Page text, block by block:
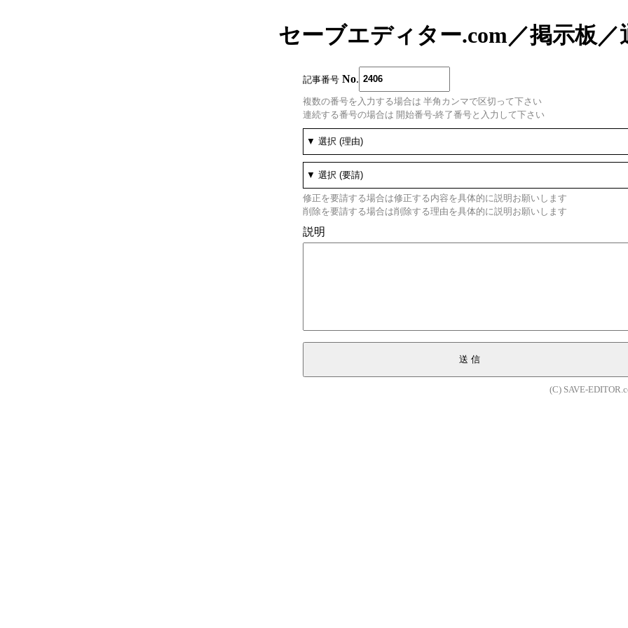
セーブエディター.com／掲示板／
記事番号 No
複数の番号を入力する場合は 半角カンマで区切って下さい
連続する番号の場合は 開始番号-終了番号と入力して下さい
修正を要請する場合は修正する内容を具体的に説明お願いします
削除を要請する場合は削除する理由を具体的に説明お願いします
説明
送信
(C) SAVE-